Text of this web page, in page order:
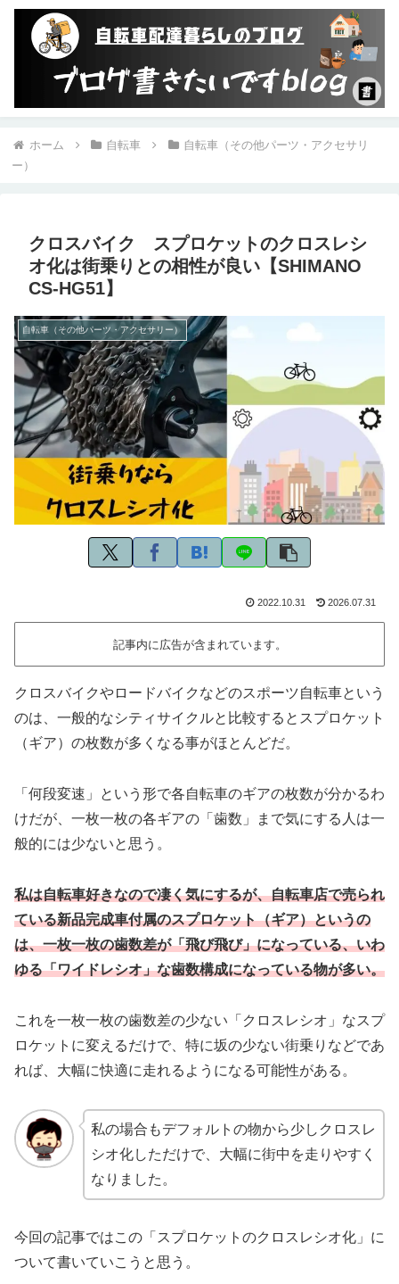
ホーム 自転車
自転車（その他パーツ・アクセサリ
ー）
クロスバイク スプロケットのクロスレシ
オ化は街乗りとの相性が良い【SHIMANO
CS-HG51】
自転車（その他パーツ・アクセサリー）
2022.10.31 2026.07.31
記事内に広告が含まれています。
クロスバイクやロードバイクなどのスポーツ自転車という
のは、一般的なシティサイクルと比較するとスプロケット
（ギア）の枚数が多くなる事がほとんどだ。
「何段変速」という形で各自転車のギアの枚数が分かるわ
けだが、一枚一枚の各ギアの「歯数」まで気にする人は一
般的には少ないと思う。
私は自転車好きなので凄く気にするが、自転車店で売られ
ている新品完成車付属のスプロケット（ギア）というの
は、一枚一枚の歯数差が「飛び飛び」になっている、いわ
ゆる「ワイドレシオ」な歯数構成になっている物が多い。
これを一枚一枚の歯数差の少ない「クロスレシオ」なスプ
ロケットに変えるだけで、特に坂の少ない街乗りなどであ
れば、大幅に快適に走れるようになる可能性がある。
私の場合もデフォルトの物から少しクロスレ
シオ化しただけで、大幅に街中を走りやすく
なりました。
今回の記事ではこの「スプロケットのクロスレシオ化」に
ついて書いていこうと思う。